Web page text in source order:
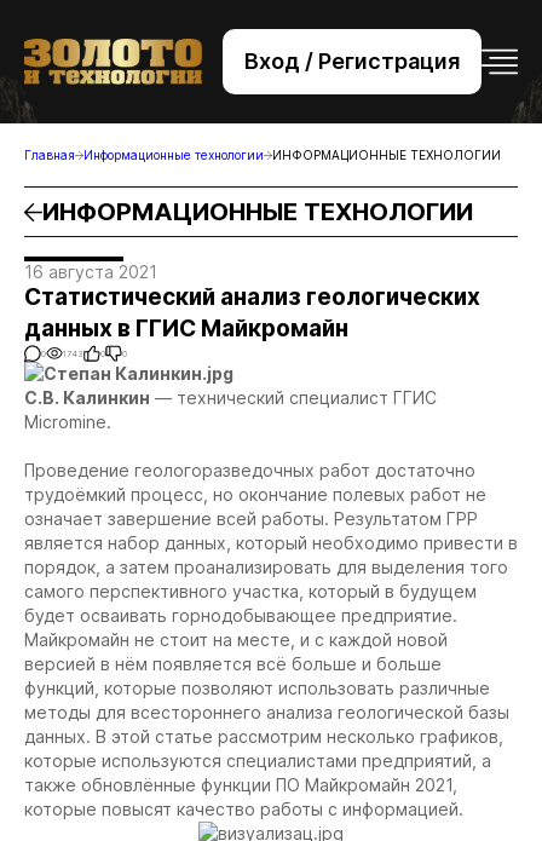
Вход / Регистрация
+7 (495) 221-76-32
bsv@zolteh.ru
Главная Информационные технологии ИНФОРМАЦИОННЫЕ ТЕХНОЛОГИИ
ИНФОРМАЦИОННЫЕ ТЕХНОЛОГИИ
16 августа 2021
Статистический анализ геологических
данных в ГГИС Майкромайн
0 1743 0 0
С.В. Калинкин — технический специалист ГГИС
Micromine.
Проведение геологоразведочных работ достаточно
трудоёмкий процесс, но окончание полевых работ не
означает завершение всей работы. Результатом ГРР
является набор данных, который необходимо привести в
порядок, а затем проанализировать для выделения того
самого перспективного участка, который в будущем
будет осваивать горнодобывающее предприятие.
Майкромайн не стоит на месте, и с каждой новой
версией в нём появляется всё больше и больше
функций, которые позволяют использовать различные
методы для всестороннего анализа геологической базы
данных. В этой статье рассмотрим несколько графиков,
которые используются специалистами предприятий, а
также обновлённые функции ПО Майкромайн 2021,
которые повысят качество работы с информацией.